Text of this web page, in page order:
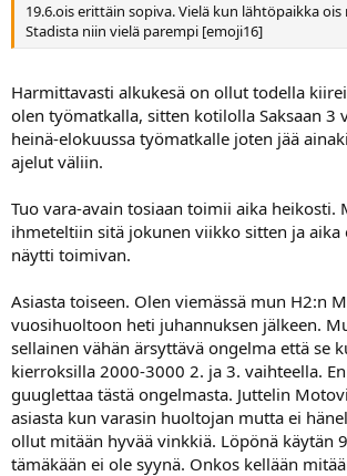
19.6.ois erittäin sopiva. Vielä kun lähtöpaikka ois
Stadista niin vielä parempi [emoji16]
Harmittavasti alkukesä on ollut todella
olen työmatkalla, sitten kotilolla Saksaan 3
heinä-elokuussa työmatkalle joten jää
ajelut väliin.
Tuo vara-avain tosiaan toimii aika heikosti.
ihmeteltiin sitä jokunen viikko sitten ja aika
näytti toimivan.
Asiasta toiseen. Olen viemässä mun H2:n
vuosihuoltoon heti juhannuksen jälkeen.
sellainen vähän ärsyttävä ongelma että se
kierroksilla 2000-3000 2. ja 3. vaihteella.
guuglettaa tästä ongelmasta. Juttelin
asiasta kun varasin huoltojan mutta ei
ollut mitään hyvää vinkkiä. Löpönä käytän
tämäkään ei ole syynä. Onkos kellään